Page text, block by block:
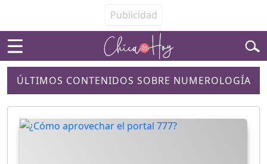
ÚLTIMOS CONTENIDOS SOBRE NUMEROLOGÍA